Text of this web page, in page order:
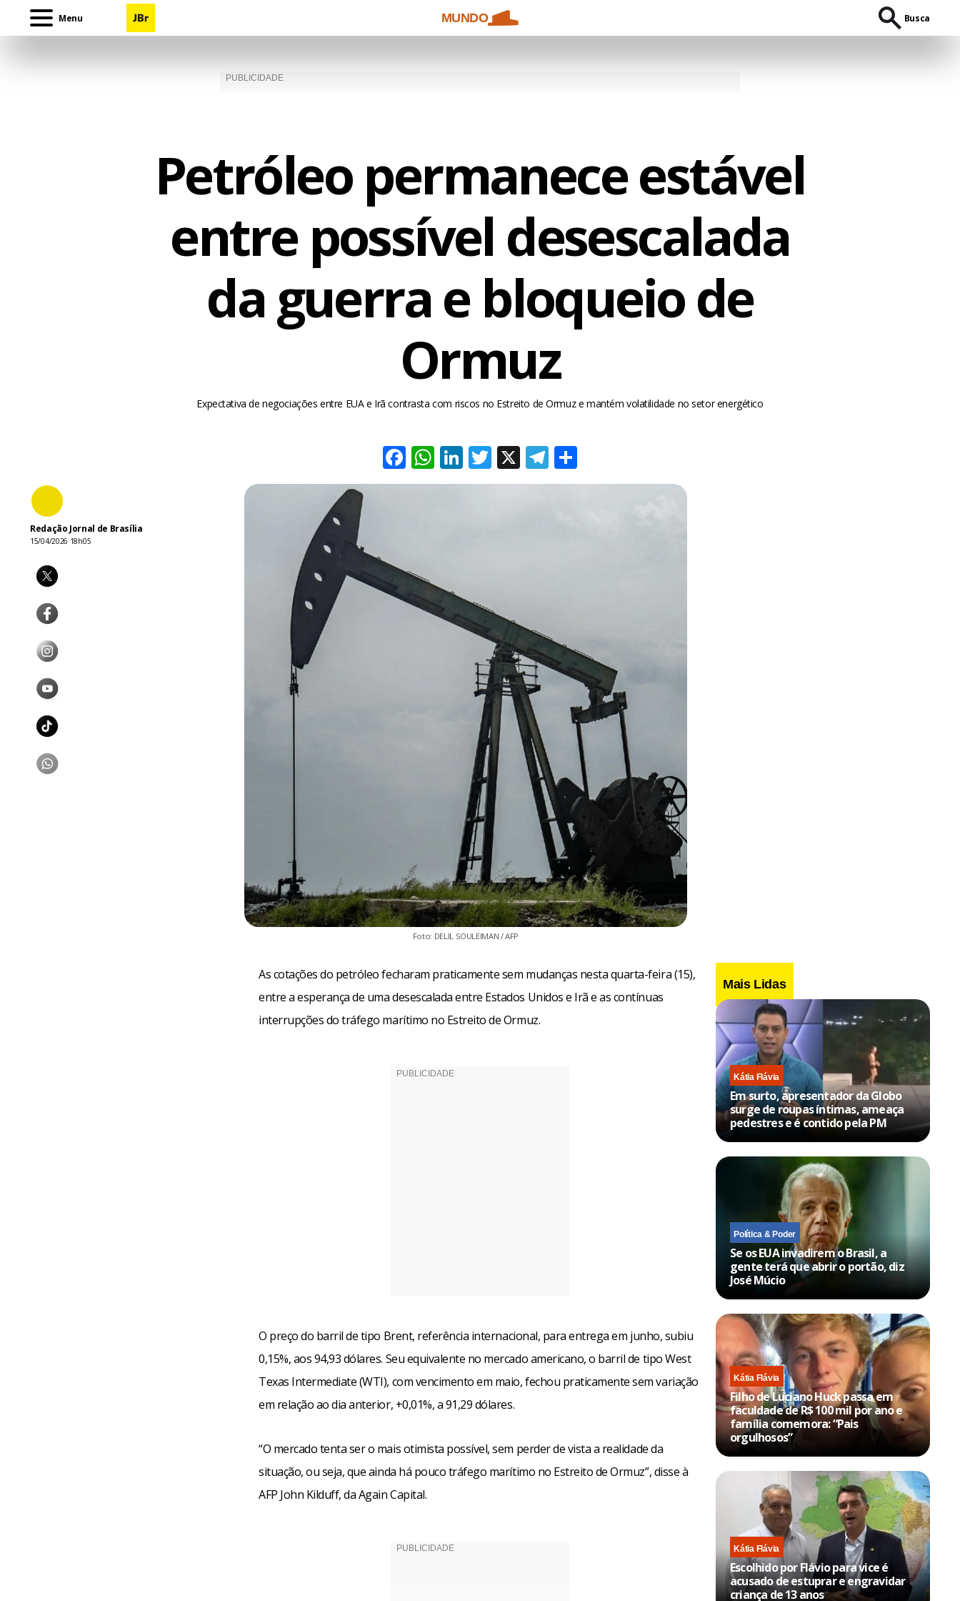
Menu MUNDO Busca
Petróleo permanece estável
entre possível desescalada
da guerra e bloqueio de
Ormuz
Expectativa de negociações entre EUA e Irã contrasta com riscos no Estreito de Ormuz e mantém volatilidade no setor energético
Facebook
WhatsApp
LinkedIn
Twitter
X Telegram
Redação Jornal de Brasília
15/04/2026 18h05
Foto: DELIL SOULEIMAN / AFP
As cotações do petróleo fecharam praticamente sem mudanças nesta quarta-feira (15),
entre a esperança de uma desescalada entre Estados Unidos e Irã e as contínuas
interrupções do tráfego marítimo no Estreito de Ormuz.
O preço do barril de tipo Brent, referência internacional, para entrega em junho, subiu
0,15%, aos 94,93 dólares. Seu equivalente no mercado americano, o barril de tipo West
Texas Intermediate (WTI), com vencimento em maio, fechou praticamente sem variação
em relação ao dia anterior, +0,01%, a 91,29 dólares.
“O mercado tenta ser o mais otimista possível, sem perder de vista a realidade da
situação, ou seja, que ainda há pouco tráfego marítimo no Estreito de Ormuz”, disse à
AFP John Kilduff, da Again Capital.
Mais Lidas
Kátia Flávia
Em surto, apresentador da Globo
surge de roupas íntimas, ameaça
pedestres e é contido pela PM
Política & Poder
Se os EUA invadirem o Brasil, a
gente terá que abrir o portão, diz
José Múcio
Kátia Flávia
Filho de Luciano Huck passa em
faculdade de R$ 100 mil por ano e
família comemora: “Pais
orgulhosos”
Kátia Flávia
Escolhido por Flávio para vice é
acusado de estuprar e engravidar
criança de 13 anos